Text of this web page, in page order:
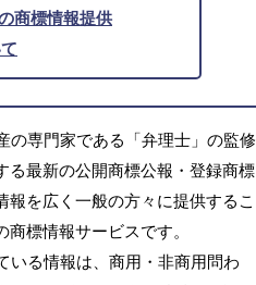
商標情報提供
の専門家である「弁理士」の監修
る最新の公開商標公報・登録商標
を広く一般の方々に提供するこ
標情報サービスです。
いる情報は、商用・非商用問わ